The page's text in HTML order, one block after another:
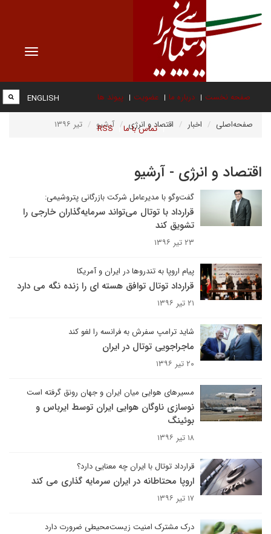
Toggle
صفحه نخست درباره ما عضویت پیوند ها
تماس با ما RSS
ENGLISH
صفحه‌اصلی اخبار اقتصاد و انرژی آرشیو تیر ۱۳۹۶
اقتصاد و انرژی - آرشیو
گفت‌وگو با مدیرعامل شرکت بازرگانی پتروشیمی:
قرارداد با توتال می‌تواند سرمایه‌گذاران خارجی را
تشویق کند
۲۳ تیر ۱۳۹۶
پیام اروپا به تندروها در ایران و آمریکا
قرارداد توتال توافق هسته ای را زنده نگه می دارد
۲۱ تیر ۱۳۹۶
شاید ترامپ سفرش به فرانسه را لغو کند
ماجراجویی توتال در ایران
۲۰ تیر ۱۳۹۶
مسیرهای هوایی میان ایران و جهان رونق گرفته است
نوسازی ناوگان هوایی ایران توسط ایرباس و
بوئینگ
۱۸ تیر ۱۳۹۶
قرارداد توتال با ایران چه معنایی دارد؟
اروپا محتاطانه در ایران سرمایه گذاری می کند
۱۷ تیر ۱۳۹۶
درک مشترک امنیت زیست‌محیطی ضرورت دارد